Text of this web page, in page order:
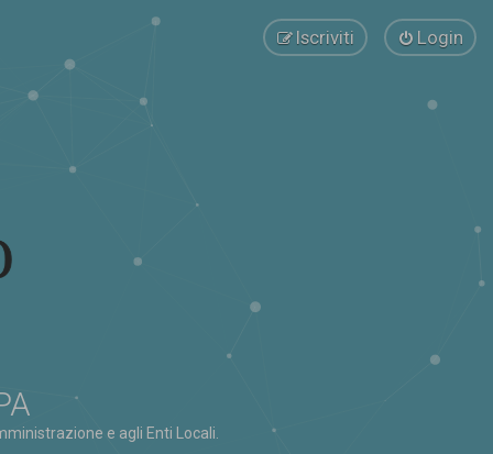
Login
Iscriviti
e agli Enti Locali.